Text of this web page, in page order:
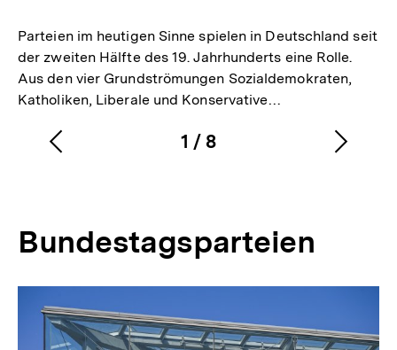
Parteien im heutigen Sinne spielen in Deutschland seit
der zweiten Hälfte des 19. Jahrhunderts eine Rolle.
Aus den vier Grundströmungen Sozialdemokraten,
Katholiken, Liberale und Konservative…
Karussellinhalt
1
von
/ 8
Vorherigen
Bundestagsparteien